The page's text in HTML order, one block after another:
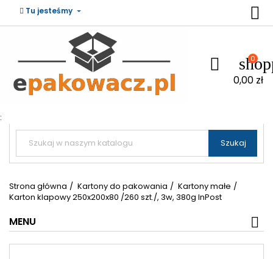
Tu jesteśmy 
 0
0,00 zł
:

 Szukaj
Strona główna Kartony do pakowania
Kartony małe
Karton klapowy 250x200x80 /260 szt./, 3w, 380g InPost
MENU